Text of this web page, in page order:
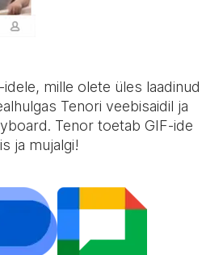
mille olete üles laadinud
Tenori veebisaidil ja
. Tenor toetab GIF-ide
ja mujalgi!